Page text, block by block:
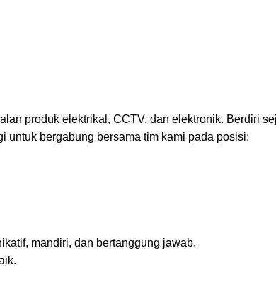
produk elektrikal, CCTV, dan elektronik. Berdiri
untuk bergabung bersama tim kami pada posisi:
mandiri, dan bertanggung jawab.